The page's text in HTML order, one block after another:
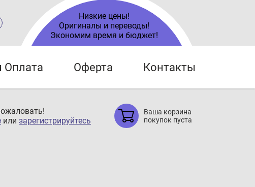
Низкие цены!
Оригиналы и переводы!
Экономим время и бюджет!
Оплата Оферта Контакты
или зарегистрируйтесь
Ваша корзина
покупок пуста